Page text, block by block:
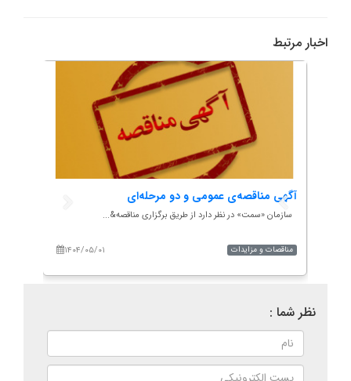
اخبار مرتبط
آگهی مناقصه‌ی عمومی و دو مرحله‌ای
سازمان «سمت» در نظر دارد از طریق برگزاری مناقصه&...
۱۴۰۴/۰۵/۰۱ مناقصات و مزایدات
نظر شما :